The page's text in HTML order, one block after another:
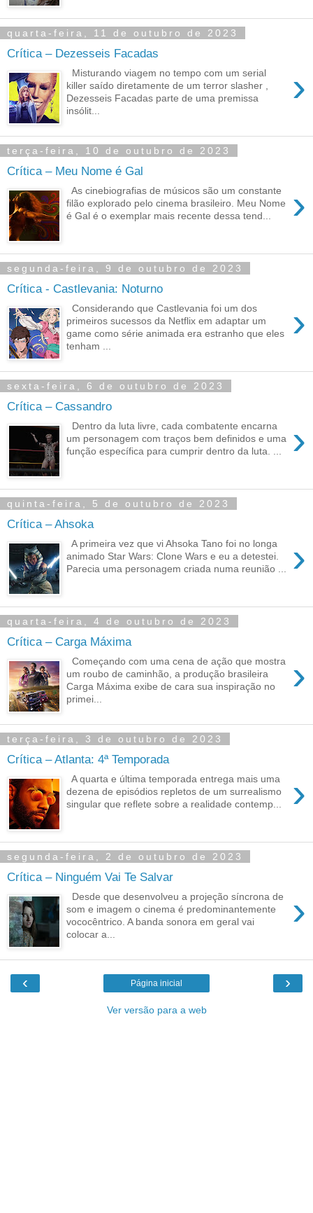
quarta-feira, 11 de outubro de 2023
Crítica – Dezesseis Facadas
›
Misturando viagem no tempo com um serial
killer saído diretamente de um terror slasher ,
Dezesseis Facadas parte de uma premissa
insólit...
terça-feira, 10 de outubro de 2023
Crítica – Meu Nome é Gal
›
As cinebiografias de músicos são um constante
filão explorado pelo cinema brasileiro. Meu Nome
é Gal é o exemplar mais recente dessa tend...
segunda-feira, 9 de outubro de 2023
Crítica - Castlevania: Noturno
›
Considerando que Castlevania foi um dos
primeiros sucessos da Netflix em adaptar um
game como série animada era estranho que eles
tenham ...
sexta-feira, 6 de outubro de 2023
Crítica – Cassandro
›
Dentro da luta livre, cada combatente encarna
um personagem com traços bem definidos e uma
função específica para cumprir dentro da luta. ...
quinta-feira, 5 de outubro de 2023
Crítica – Ahsoka
›
A primeira vez que vi Ahsoka Tano foi no longa
animado Star Wars: Clone Wars e eu a detestei.
Parecia uma personagem criada numa reunião ...
quarta-feira, 4 de outubro de 2023
Crítica – Carga Máxima
›
Começando com uma cena de ação que mostra
um roubo de caminhão, a produção brasileira
Carga Máxima exibe de cara sua inspiração no
primei...
terça-feira, 3 de outubro de 2023
Crítica – Atlanta: 4ª Temporada
›
A quarta e última temporada entrega mais uma
dezena de episódios repletos de um surrealismo
singular que reflete sobre a realidade contemp...
segunda-feira, 2 de outubro de 2023
Crítica – Ninguém Vai Te Salvar
›
Desde que desenvolveu a projeção síncrona de
som e imagem o cinema é predominantemente
vococêntrico. A banda sonora em geral vai
colocar a...
‹ ›
Página inicial
Ver versão para a web